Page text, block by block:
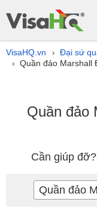
VisaHQ.vn › Đại sứ
› Quần đảo Marshall
Quần đảo
Cần giúp đỡ?